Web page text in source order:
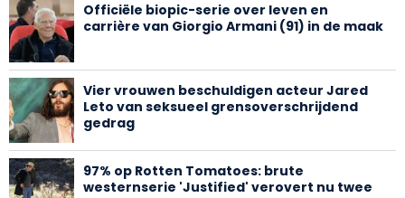
Officiële biopic-serie over leven en
carrière van Giorgio Armani (91) in de maak
Vier vrouwen beschuldigen acteur Jared
Leto van seksueel grensoverschrijdend
gedrag
97% op Rotten Tomatoes: brute
westernserie 'Justified' verovert nu twee